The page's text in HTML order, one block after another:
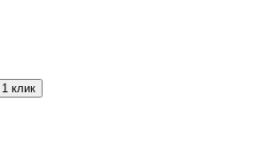
клик